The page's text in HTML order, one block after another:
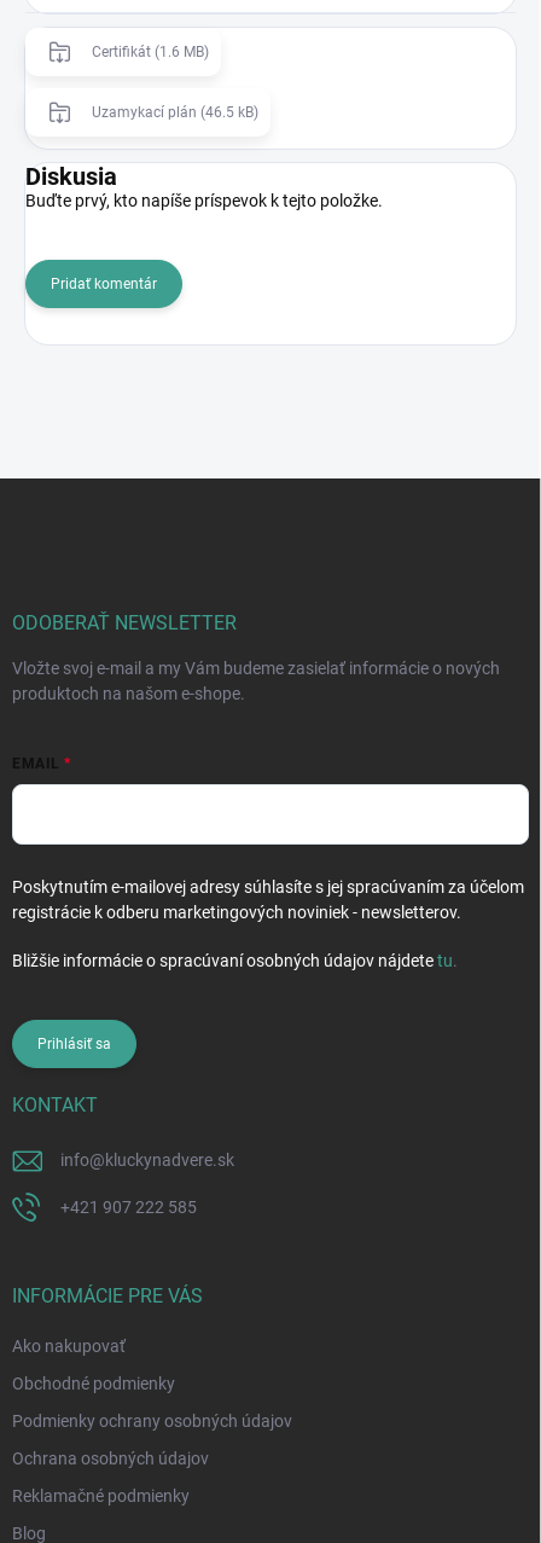
Certifikát (1.6 MB)
Uzamykací plán (46.5 kB)
Diskusia
Buďte prvý, kto napíše príspevok k tejto položke.
Pridať komentár
ODOBERAŤ NEWSLETTER
Vložte svoj e-mail a my Vám budeme zasielať informácie o nových
produktoch na našom e-shope.
EMAIL
Poskytnutím e-mailovej adresy súhlasíte s jej spracúvaním za účelom
registrácie k odberu marketingových noviniek - newsletterov.
Bližšie informácie o spracúvaní osobných údajov nájdetetu.
Prihlásiť sa
KONTAKT
info@kluckynadvere.sk
+421 907 222 585
INFORMÁCIE PRE VÁS
Ako nakupovať
Obchodné podmienky
Podmienky ochrany osobných údajov
Ochrana osobných údajov
Reklamačné podmienky
Blog